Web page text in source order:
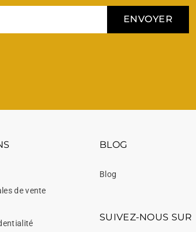
ENVOYER
de vente
BLOG
Blog
SUIVEZ-NOUS SUR